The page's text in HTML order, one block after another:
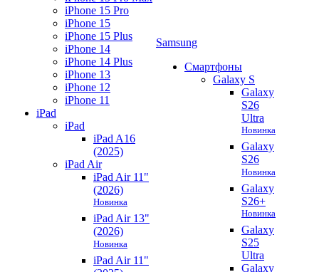
iPhone 15 Pro
iPhone 15
iPhone 15 Plus
iPhone 14
iPhone 14 Plus
iPhone 13
iPhone 12
iPhone 11
iPad
iPad
iPad A16
(2025)
iPad Air
iPad Air 11"
(2026)
Новинка
iPad Air 13"
(2026)
Новинка
iPad Air 11"
Samsung
Смартфоны
Galaxy S
Galaxy
S26
Ultra
Новинка
Galaxy
S26
Новинка
Galaxy
S26+
Новинка
Galaxy
S25
Ultra
Galaxy